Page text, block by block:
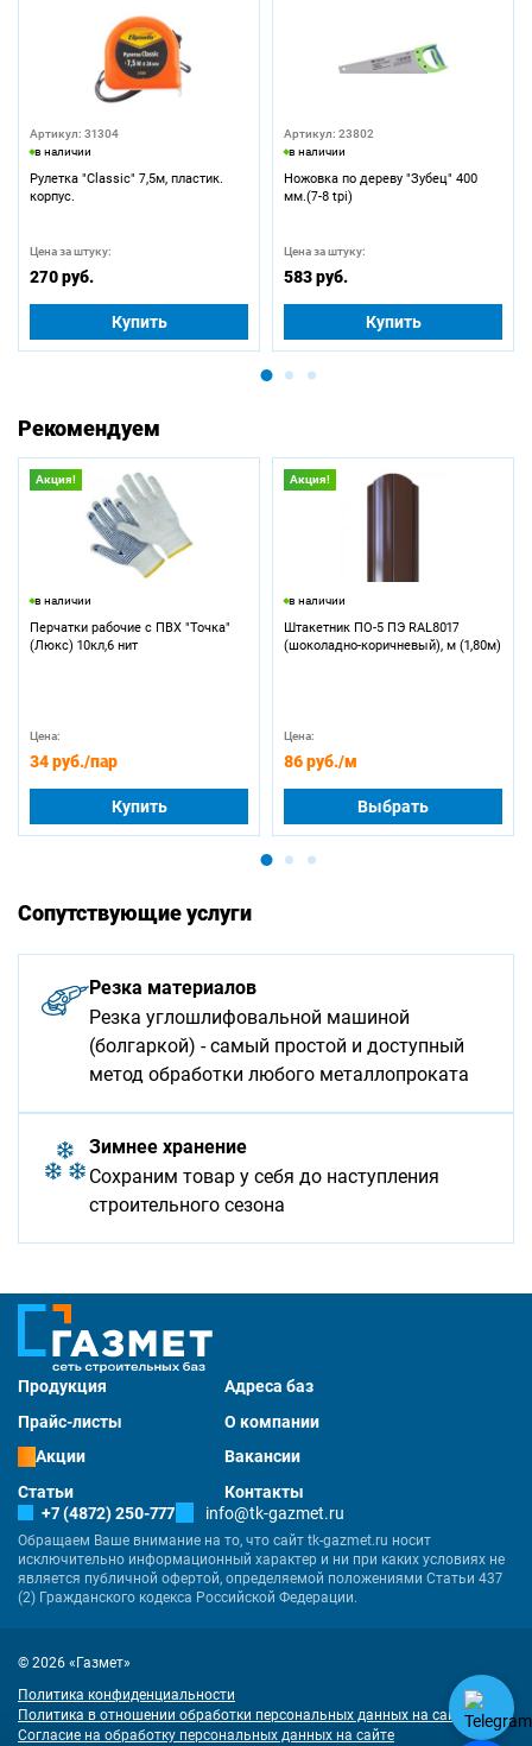
Артикул: 31304
в наличии
Рулетка "Classic" 7,5м, пластик.
корпус.
Цена за штуку:
270 руб.
Купить
Артикул: 23802
в наличии
Ножовка по дереву "Зубец" 400
мм.(7-8 tpi)
Цена за штуку:
583 руб.
Купить
Рекомендуем
Акция!
в наличии
Перчатки рабочие с ПВХ "Точка"
(Люкс) 10кл,6 нит
Цена:
34 руб./пар
Купить
Акция!
в наличии
Штакетник ПО-5 ПЭ RAL8017
(шоколадно-коричневый), м (1,80м)
Цена:
86 руб./м
Выбрать
Сопутствующие услуги
Резка материалов
Резка углошлифовальной машиной
(болгаркой) - самый простой и доступный
метод обработки любого металлопроката
Зимнее хранение
Сохраним товар у себя до наступления
строительного сезона
Продукция
Адреса баз
Прайс-листы
О компании
Акции
Вакансии
Статьи
Контакты
+7 (4872) 250-777
info@tk-gazmet.ru
Обращаем Ваше внимание на то, что сайт tk-gazmet.ru носит
исключительно информационный характер и ни при каких условиях не
является публичной офертой, определяемой положениями Статьи 437
(2) Гражданского кодекса Российской Федерации.
© 2026 «Газмет»
Политика конфиденциальности
Политика в отношении обработки персональных данных на сайте
Согласие на обработку персональных данных на сайте